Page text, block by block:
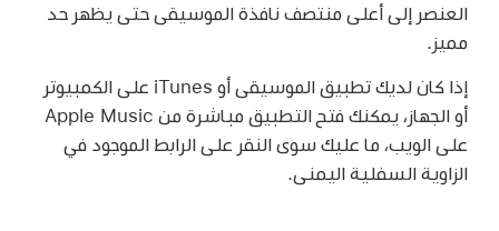
العنصر إلى أعلى منتصف نافذة الموسيقى حتى يظهر حد
مميز.
إذا كان لديك تطبيق الموسيقى أو iTunes على الكمبيوتر
أو الجهاز، يمكنك فتح التطبيق مباشرة من Apple Music
على الويب، ما عليك سوى النقر على الرابط الموجود في
الزاوية السفلية اليمنى.